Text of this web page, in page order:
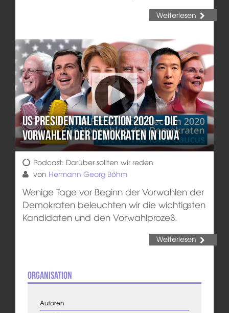
Weiterlesen
US Presidential Election 2020 – Die
Vorwahlen der Demokraten in Iowa
Podcast: Darüber sollten wir reden
von Hermann Georg Böhm
Wenige Tage vor Beginn der Vorwahlen der
Demokraten beleuchten wir die wichtigsten
Kandidaten und den Vorwahlprozeß.
Weiterlesen
Organisation
Autoren